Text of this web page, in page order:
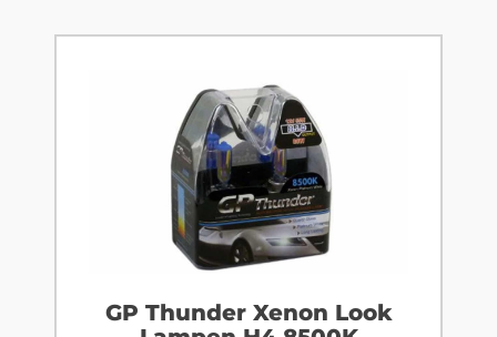
GP Thunder Xenon Look